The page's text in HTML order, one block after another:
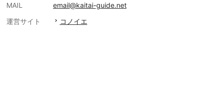
MAIL
email@kaitai-guide.net
運営サイト
コノイエ